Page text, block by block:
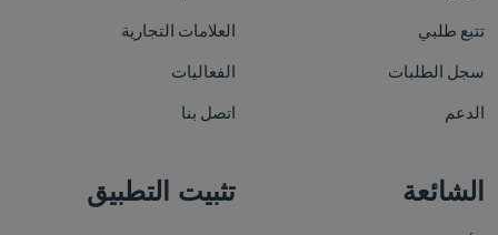
تتبع طلبي
سجل الطلبات
الدعم
العلامات التجارية
الفعاليات
اتصل بنا
الشائعة تثبيت التطبيق